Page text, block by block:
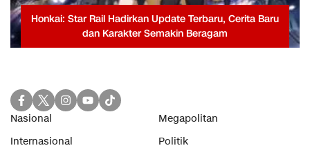
Honkai: Star Rail Hadirkan Update Terbaru, Cerita Baru
dan Karakter Semakin Beragam
Nasional
Megapolitan
Internasional
Politik